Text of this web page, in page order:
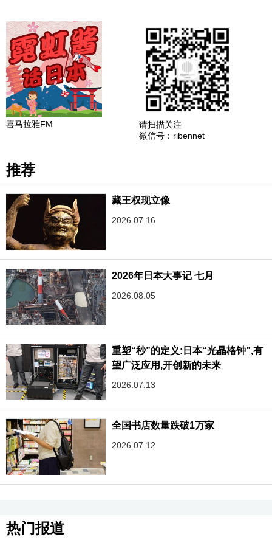
喜马拉雅FM
请扫描关注
微信号：ribennet
推荐
藏王权现立像
2026.07.16
2026年日本大事记 七月
2026.08.05
重塑“秒”的定义:日本“光晶格钟”,有
望广泛应用,开创新的未来
2026.07.13
全国书店数量跌破1万家
2026.07.12
热门报道